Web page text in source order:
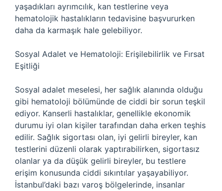
yaşadıkları ayrımcılık, kan testlerine veya
hematolojik hastalıkların tedavisine başvururken
daha da karmaşık hale gelebiliyor.
Sosyal Adalet ve Hematoloji: Erişilebilirlik ve Fırsat
Eşitliği
Sosyal adalet meselesi, her sağlık alanında olduğu
gibi hematoloji bölümünde de ciddi bir sorun teşkil
ediyor. Kanserli hastalıklar, genellikle ekonomik
durumu iyi olan kişiler tarafından daha erken teşhis
edilir. Sağlık sigortası olan, iyi gelirli bireyler, kan
testlerini düzenli olarak yaptırabilirken, sigortasız
olanlar ya da düşük gelirli bireyler, bu testlere
erişim konusunda ciddi sıkıntılar yaşayabiliyor.
İstanbul’daki bazı varoş bölgelerinde, insanlar